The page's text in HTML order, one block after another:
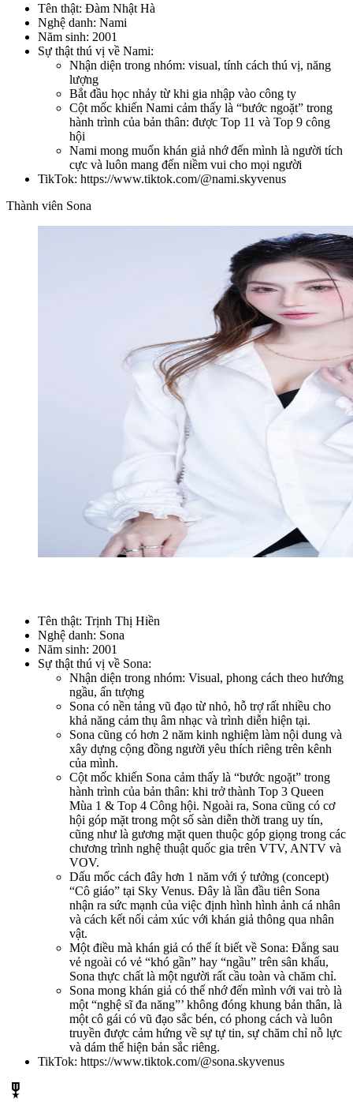
Tên thật: Đàm Nhật Hà
Nghệ danh: Nami
Năm sinh: 2001
Sự thật thú vị về Nami:
Nhận diện trong nhóm: visual, tính cách thú vị, năng
lượng
Bắt đầu học nhảy từ khi gia nhập vào công ty
Cột mốc khiến Nami cảm thấy là “bước ngoặt” trong
hành trình của bản thân: được Top 11 và Top 9 công
hội
Nami mong muốn khán giả nhớ đến mình là người tích
cực và luôn mang đến niềm vui cho mọi người
TikTok: https://www.tiktok.com/@nami.skyvenus
Thành viên Sona
Tên thật: Trịnh Thị Hiền
Nghệ danh: Sona
Năm sinh: 2001
Sự thật thú vị về Sona:
Nhận diện trong nhóm: Visual, phong cách theo hướng
ngầu, ấn tượng
Sona có nền tảng vũ đạo từ nhỏ, hỗ trợ rất nhiều cho
khả năng cảm thụ âm nhạc và trình diễn hiện tại.
Sona cũng có hơn 2 năm kinh nghiệm làm nội dung và
xây dựng cộng đồng người yêu thích riêng trên kênh
của mình.
Cột mốc khiến Sona cảm thấy là “bước ngoặt” trong
hành trình của bản thân: khi trở thành Top 3 Queen
Mùa 1 & Top 4 Công hội. Ngoài ra, Sona cũng có cơ
hội góp mặt trong một số sàn diễn thời trang uy tín,
cũng như là gương mặt quen thuộc góp giọng trong các
chương trình nghệ thuật quốc gia trên VTV, ANTV và
VOV.
Dấu mốc cách đây hơn 1 năm với ý tưởng (concept)
“Cô giáo” tại Sky Venus. Đây là lần đầu tiên Sona
nhận ra sức mạnh của việc định hình hình ảnh cá nhân
và cách kết nối cảm xúc với khán giả thông qua nhân
vật.
Một điều mà khán giả có thể ít biết về Sona: Đằng sau
vẻ ngoài có vẻ “khó gần” hay “ngầu” trên sân khấu,
Sona thực chất là một người rất cầu toàn và chăm chỉ.
Sona mong khán giả có thể nhớ đến mình với vai trò là
một “nghệ sĩ đa năng”’ không đóng khung bản thân, là
một cô gái có vũ đạo sắc bén, có phong cách và luôn
truyền được cảm hứng về sự tự tin, sự chăm chỉ nỗ lực
và dám thể hiện bản sắc riêng.
TikTok: https://www.tiktok.com/@sona.skyvenus
military_tech